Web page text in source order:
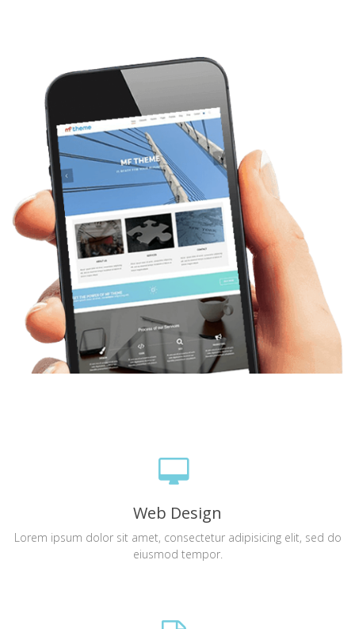
Web Design
Lorem ipsum dolor sit amet, consectetur adipisicing elit, sed do
eiusmod tempor.